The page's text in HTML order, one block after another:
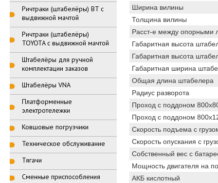
Ричтраки (штабелёры) BT с
выдвижной мачтой
Ричтраки (штабелёры)
TOYOTA с выдвижной мачтой
Штабелёры для ручной
комплектации заказов
Штабелёры VNA
Платформенные
электротележки
Ковшовые погрузчики
Техническое обслуживание
Тягачи
Сменные приспособления
Ширина вилины
Толщина вилины
Расст-е между опорными
Габаритная высота
Габаритная высота
Габаритная ширина
Общая длина штабелера
Радиус разворота
Проход с поддоном
Проход с поддоном
Скорость подъема с
Скорость опускания с
Собственный вес с
Мощность двигателя на
АКБ кислотный